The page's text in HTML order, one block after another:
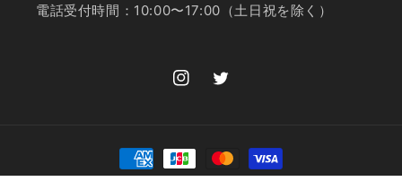
電話受付時間：10:00〜17:00（土日祝を除く）
InstagramTwitter
決
済